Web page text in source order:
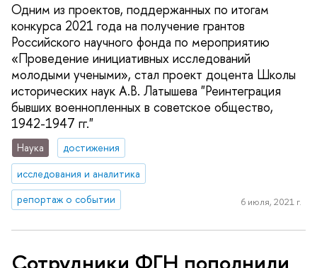
Одним из проектов, поддержанных по итогам
конкурса 2021 года на получение грантов
Российского научного фонда по мероприятию
«Проведение инициативных исследований
молодыми учеными», стал проект доцента Школы
исторических наук А.В. Латышева "Реинтеграция
бывших военнопленных в советское общество,
1942-1947 гг."
Наука
достижения
исследования и аналитика
репортаж о событии
6 июля, 2021 г.